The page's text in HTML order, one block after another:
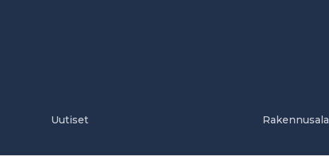
Uutiset Rakennusala